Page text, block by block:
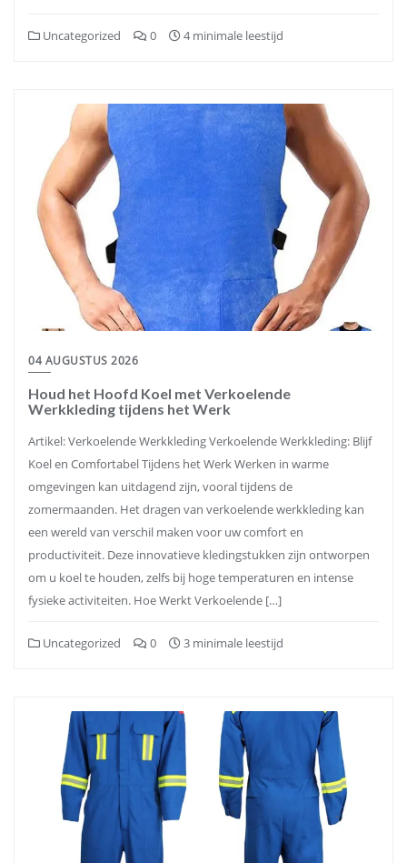
Uncategorized 0 4 minimale leestijd
04 AUGUSTUS 2026
Houd het Hoofd Koel met Verkoelende
Werkkleding tijdens het Werk
Artikel: Verkoelende Werkkleding Verkoelende Werkkleding: Blijf
Koel en Comfortabel Tijdens het Werk Werken in warme
omgevingen kan uitdagend zijn, vooral tijdens de
zomermaanden. Het dragen van verkoelende werkkleding kan
een wereld van verschil maken voor uw comfort en
productiviteit. Deze innovatieve kledingstukken zijn ontworpen
om u koel te houden, zelfs bij hoge temperaturen en intense
fysieke activiteiten. Hoe Werkt Verkoelende […]
Uncategorized 0 3 minimale leestijd